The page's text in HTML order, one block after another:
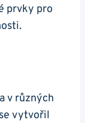
prvky pro
v různých
vytvořil